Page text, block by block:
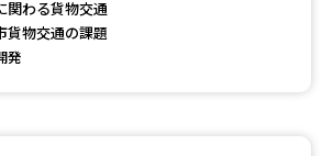
関わる貨物交通
貨物交通の課題
発